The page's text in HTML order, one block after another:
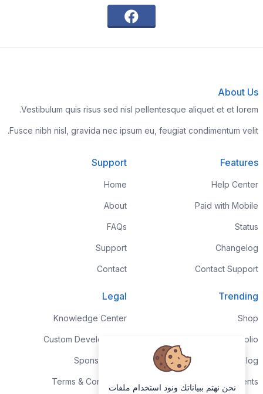
About Us
Vestibulum quis risus sed nisl pellentesque aliquet et et lorem.
Fusce nibh nisl, gravida nec ipsum eu, feugiat condimentum velit.
Features
Help Center
Paid with Mobile
Status
Changelog
Contact Support
Support
Home
About
FAQs
Support
Contact
Trending
Shop
Portfolio
Blog
Events
Legal
Knowledge Center
Custom Development
Sponsorships
Terms & Conditions
نحن نهتم ببياناتك ونود استخدام ملفات